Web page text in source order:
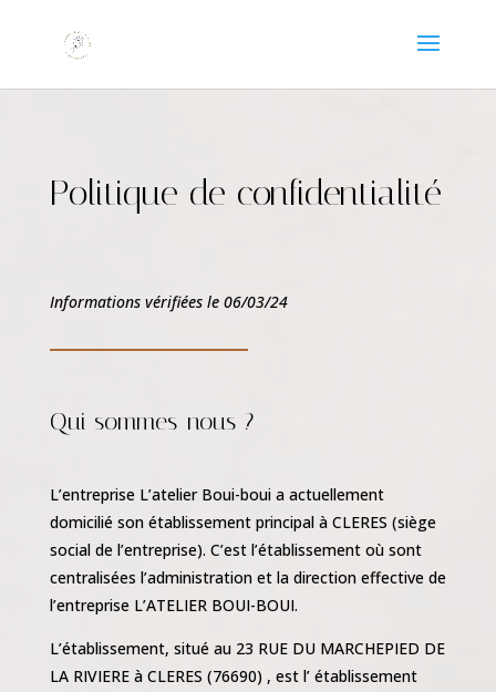
Politique de confidentialité
Informations vérifiées le 06/03/24
Qui sommes-nous ?
L’entreprise L’atelier Boui-boui a actuellement
domicilié son établissement principal à CLERES (siège
social de l’entreprise). C’est l’établissement où sont
centralisées l’administration et la direction effective de
l’entreprise L’ATELIER BOUI-BOUI.
L’établissement, situé au 23 RUE DU MARCHEPIED DE
LA RIVIERE à CLERES (76690) , est l’ établissement